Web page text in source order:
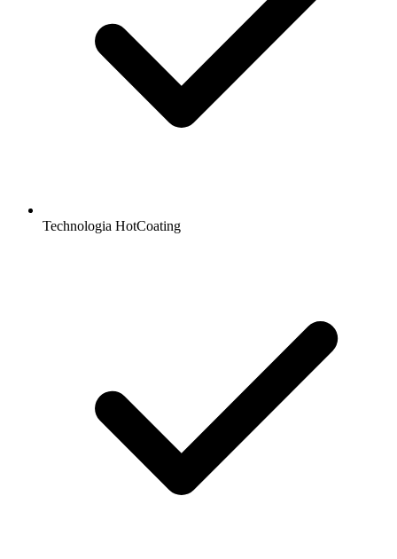
Technologia HotCoating